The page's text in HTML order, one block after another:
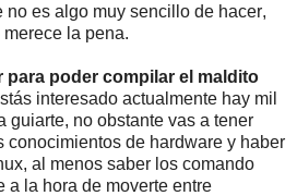
no es algo muy sencillo de hacer,
la pena.
para poder compilar el maldito
interesado actualmente hay mil
guiarte, no obstante vas a tener
conocimientos de hardware y haber
al menos saber los comando
a la hora de moverte entre